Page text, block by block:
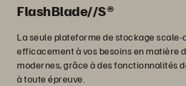
FlashBlade//S®
La seule plateforme de stockage
efficacement à vos besoins en matière
modernes, grâce à des fonctionnalités
à toute épreuve.